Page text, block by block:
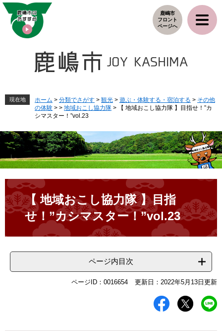
ペ
メ
鹿嶋市
フロント
ページへ
現在地 ホーム > 分類でさがす > 観光 > 遊ぶ・体験する・宿泊する > その他
の体験 > > 地域おこし協力隊 >
【 地域おこし協力隊 】目指せ！”カ
シマスター！”vol.23
本
文
【 地域おこし協力隊 】目指
せ！”カシマスター！”vol.23
ページ内目次
ページID：0016654 更新日：2022年5月13日更新